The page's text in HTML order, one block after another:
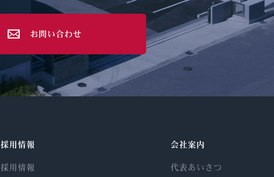
お問い合わせ
採用情報
採用情報
会社案内
代表あいさつ